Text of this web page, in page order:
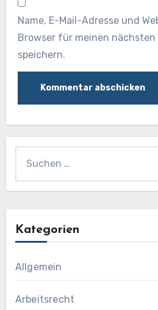
Name, E-Mail-Adresse und
Browser für meinen nächsten
speichern.
nach:
Kategorien
Allgemein
Arbeitsrecht